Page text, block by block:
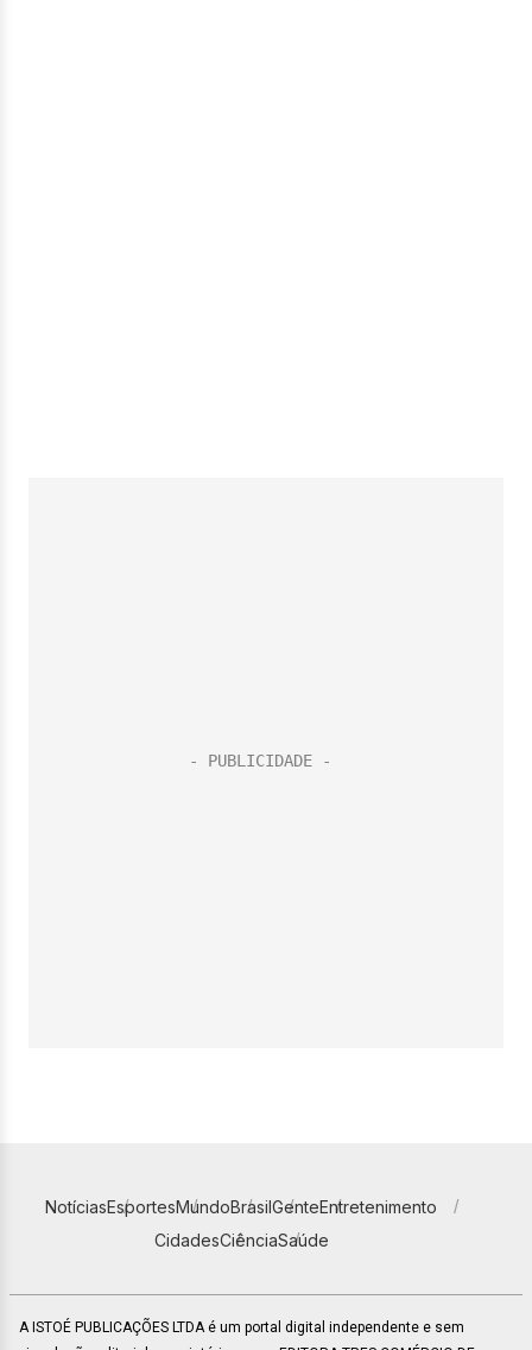
NotíciasEsportesMundoBrasilGenteEntretenimento
CidadesCiênciaSaúde
A ISTOÉ PUBLICAÇÕES LTDA é um portal digital independente e sem